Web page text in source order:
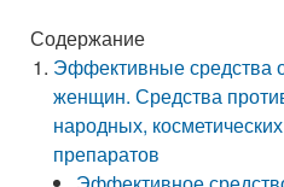
Содержание
Эффективные средства
женщин. Средства
народных,
препаратов